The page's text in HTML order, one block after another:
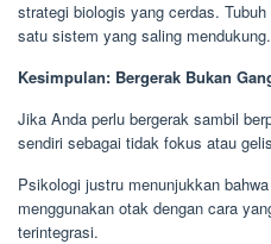
strategi biologis yang cerdas.
satu sistem yang saling mendukung.
Kesimpulan: Bergerak Bukan
Jika Anda perlu bergerak sambil
sendiri sebagai tidak fokus atau
Psikologi justru menunjukkan
menggunakan otak dengan cara
terintegrasi.